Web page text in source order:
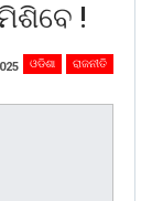
!
ଓଡିଶା ରାଜନୀତି